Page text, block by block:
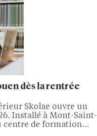
dès la rentrée
Skolae ouvre un
Installé à Mont-Saint-
centre de formation